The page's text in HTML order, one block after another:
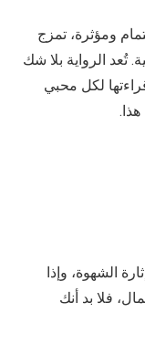
ومؤثرة، تمزج
تُعد الرواية بلا شك
لكل محبي
الشهوة، وإذا
فلا بد أنك